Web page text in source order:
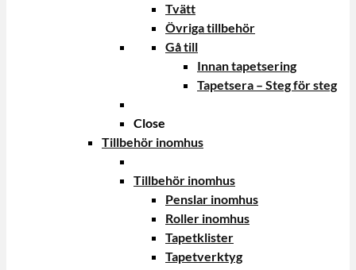
Tvätt
Övriga tillbehör
Gå till
Innan tapetsering
Tapetsera – Steg för steg
Close
Tillbehör inomhus
Tillbehör inomhus
Penslar inomhus
Roller inomhus
Tapetklister
Tapetverktyg